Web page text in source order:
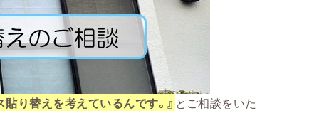
り替えを考えているんです。』 とご相談をいた